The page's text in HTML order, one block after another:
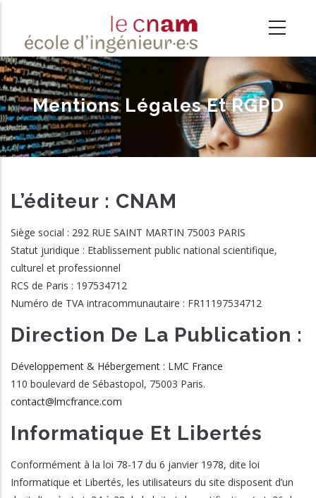
contenu
principal
Mentions Légales Et RGPD
L’éditeur : CNAM
Siège social : 292 RUE SAINT MARTIN 75003 PARIS
Statut juridique : Etablissement public national scientifique,
culturel et professionnel
RCS de Paris : 197534712
Numéro de TVA intracommunautaire : FR11197534712
Direction De La Publication :
Développement & Hébergement : LMC France
110 boulevard de Sébastopol, 75003 Paris.
contact@lmcfrance.com
Informatique Et Libertés
Conformément à la loi 78-17 du 6 janvier 1978, dite loi
Informatique et Libertés, les utilisateurs du site disposent d’un